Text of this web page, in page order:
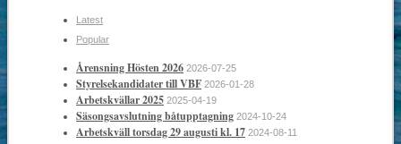
Latest
Popular
Årensning Hösten 2026 2026-07-25
Styrelsekandidater till VBF 2026-01-28
Arbetskvällar 2025 2025-04-19
Säsongsavslutning båtupptagning 2024-10-24
Arbetskväll torsdag 29 augusti kl. 17 2024-08-11